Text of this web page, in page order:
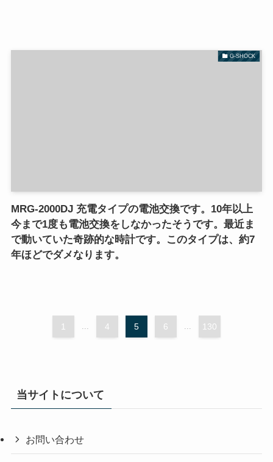
G-SHOCK
MRG-2000DJ 充電タイプの電池交換です。10年以上
今まで1度も電池交換をしなかったそうです。最近ま
で動いていた奇跡的な時計です。このタイプは、約7
年ほどでダメなります。
1 ... 4 5 6 ... 130
当サイトについて
お問い合わせ